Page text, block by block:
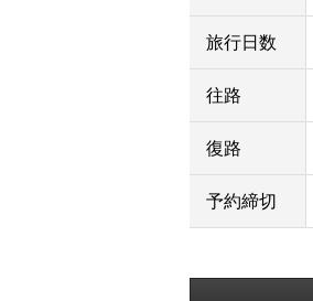
旅行日数
往路
復路
予約締切